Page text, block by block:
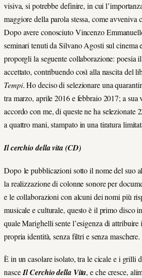
visiva, si potrebbe definire, in cui
maggiore della parola stessa, come avveniva
Dopo avere conosciuto Vincenzo
seminari tenuti da Silvano Agosti sul cinema
proporgli la seguente collaborazione: poesia
accettato, contribuendo così alla nascita del
Tempi. Ho deciso di selezionare una
tra marzo, aprile 2016 e febbraio 2017; a
accordo con me, di queste ne ha selezionate
a quattro mani, stampato in una tiratura
Il cerchio della vita (CD)
Dopo le pubblicazioni sotto il nome del suo
la realizzazione di colonne sonore per
e le collaborazioni con alcuni dei nomi più
musicale e culturale, questo è il primo disco
quale Marighelli sente l’esigenza di
propria identità, senza filtri e senza maschere.
È in un casolare isolato, tra le cicale e i grilli
nasceIl Cerchio della Vita, e che cresce,